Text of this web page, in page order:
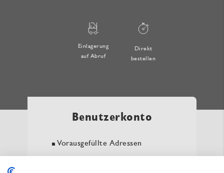
Einlagerung
auf Abruf
Direkt
bestellen
Benutzerkonto
Vorausgefüllte Adressen